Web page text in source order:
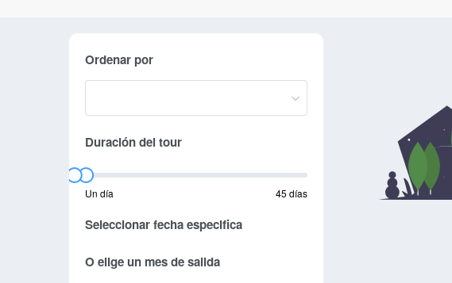
Ordenar por
Duración del tour
Un día 45 días
Seleccionar fecha especifica
O elige un mes de salida